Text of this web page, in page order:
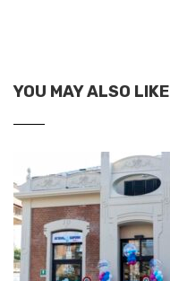
YOU MAY ALSO LIKE